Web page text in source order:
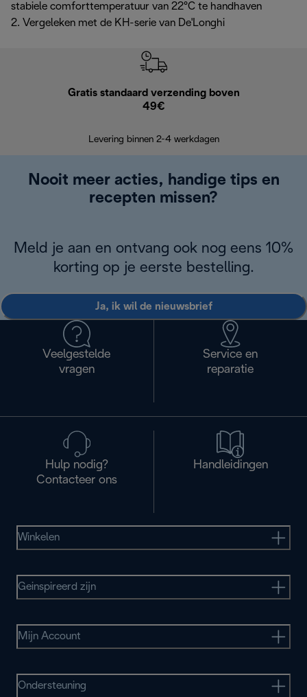
stabiele comforttemperatuur van 22°C te handhaven
2. Vergeleken met de KH-serie van De'Longhi
Gratis standaard verzending boven
49€
Levering binnen 2-4 werkdagen
Nooit meer acties, handige tips en
recepten missen?
Meld je aan en ontvang ook nog eens 10%
korting op je eerste bestelling.
Ja, ik wil de nieuwsbrief
Veelgestelde
vragen
Service en
reparatie
Hulp nodig?
Contacteer ons
Handleidingen
Winkelen
Geinspireerd zijn
Mijn Account
Ondersteuning